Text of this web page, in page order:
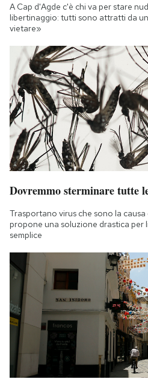
A Cap d'Agde c'è chi va per stare
libertinaggio: tutti sono attratti da
vietare»
Dovremmo sterminare tutte
Trasportano virus che sono la
propone una soluzione drastica per
semplice